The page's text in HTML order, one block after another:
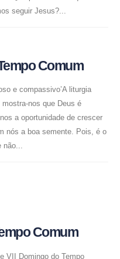
seguir Jesus?...
Comum
e compassivo’A liturgia
nos que Deus é
a oportunidade de crescer
nós a boa semente. Pois, é o
não...
Comum
VII Domingo do Tempo